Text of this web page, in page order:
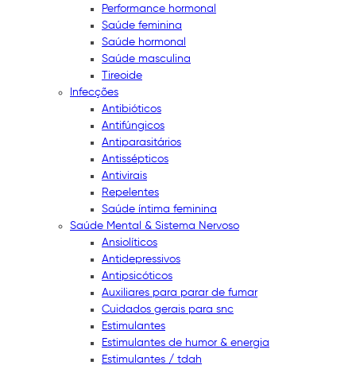
Performance hormonal
Saúde feminina
Saúde hormonal
Saúde masculina
Tireoide
Infecções
Antibióticos
Antifúngicos
Antiparasitários
Antissépticos
Antivirais
Repelentes
Saúde íntima feminina
Saúde Mental & Sistema Nervoso
Ansiolíticos
Antidepressivos
Antipsicóticos
Auxiliares para parar de fumar
Cuidados gerais para snc
Estimulantes
Estimulantes de humor & energia
Estimulantes / tdah